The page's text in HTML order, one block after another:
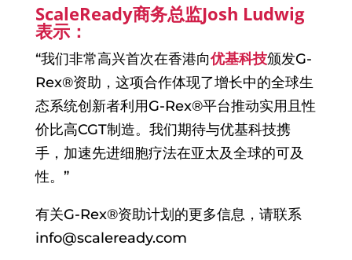
ScaleReady商务总监Josh Ludwig
表示：
“我们非常高兴首次在香港向优基科技颁发G-
Rex®资助，这项合作体现了增长中的全球生
态系统创新者利用G-Rex®平台推动实用且性
价比高CGT制造。我们期待与优基科技携
手，加速先进细胞疗法在亚太及全球的可及
性。”
有关G-Rex®资助计划的更多信息，请联系
info@scaleready.com